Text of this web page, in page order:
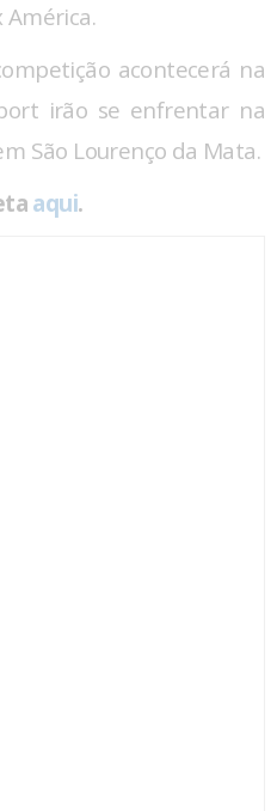
América.
acontecerá na
irão se enfrentar na
São Lourenço da Mata.
aqui.